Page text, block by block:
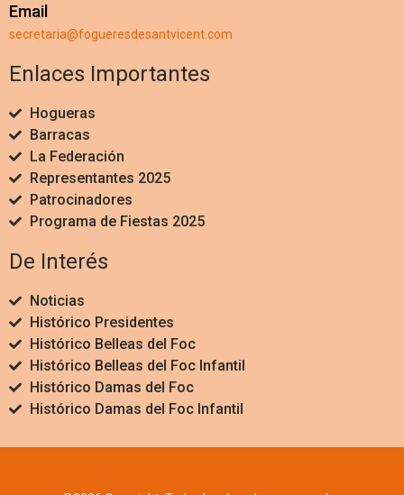
Email
secretaria@fogueresdesantvicent.com
Enlaces Importantes
Hogueras
Barracas
La Federación
Representantes 2025
Patrocinadores
Programa de Fiestas 2025
De Interés
Noticias
Histórico Presidentes
Histórico Belleas del Foc
Histórico Belleas del Foc Infantil
Histórico Damas del Foc
Histórico Damas del Foc Infantil